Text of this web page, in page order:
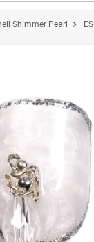
Shimmer Pearl chevron_right